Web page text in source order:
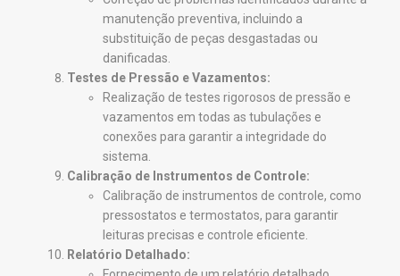
manutenção preventiva, incluindo a
substituição de peças desgastadas ou
danificadas.
Testes de Pressão e Vazamentos:
Realização de testes rigorosos de pressão e
vazamentos em todas as tubulações e
conexões para garantir a integridade do
sistema.
Calibração de Instrumentos de Controle:
Calibração de instrumentos de controle, como
pressostatos e termostatos, para garantir
leituras precisas e controle eficiente.
Relatório Detalhado: